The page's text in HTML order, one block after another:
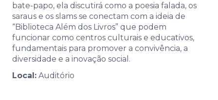
bate-papo, ela discutirá como a poesia falada, os
saraus e os slams se conectam com a ideia de
“Biblioteca Além dos Livros” que podem
funcionar como centros culturais e educativos,
fundamentais para promover a convivência, a
diversidade e a inovação social.
Local: Auditório